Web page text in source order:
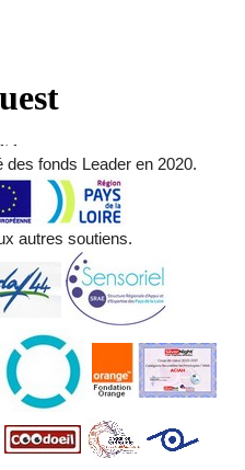
des fonds Leader en 2020.
autres soutiens.